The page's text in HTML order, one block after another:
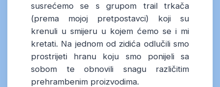
susrećemo se s grupom trail trkača
(prema mojoj pretpostavci) koji su
krenuli u smijeru u kojem ćemo se i mi
kretati. Na jednom od zidića odlučili smo
prostrijeti hranu koju smo ponijeli sa
sobom te obnovili snagu različitim
prehrambenim proizvodima.